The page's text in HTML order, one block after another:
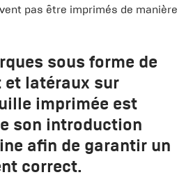
pas être imprimés de manière
sous forme de
et latéraux sur
imprimée est
son introduction
afin de garantir un
correct.